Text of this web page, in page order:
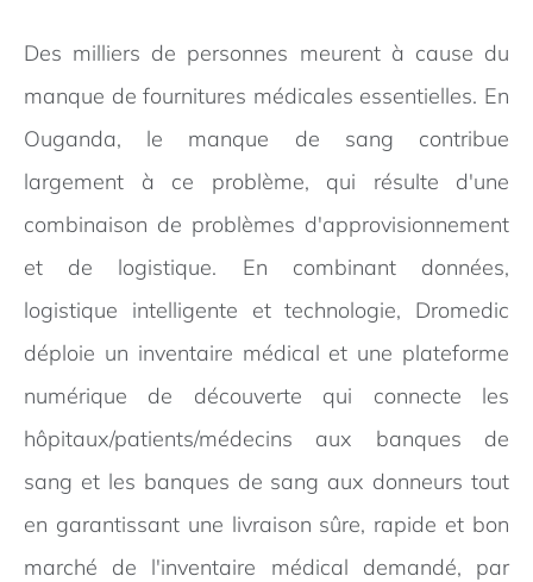
Des milliers de personnes meurent à cause du
manque de fournitures médicales essentielles. En
Ouganda, le manque de sang contribue
largement à ce problème, qui résulte d'une
combinaison de problèmes d'approvisionnement
et de logistique. En combinant données,
logistique intelligente et technologie, Dromedic
déploie un inventaire médical et une plateforme
numérique de découverte qui connecte les
hôpitaux/patients/médecins aux banques de
sang et les banques de sang aux donneurs tout
en garantissant une livraison sûre, rapide et bon
marché de l'inventaire médical demandé, par